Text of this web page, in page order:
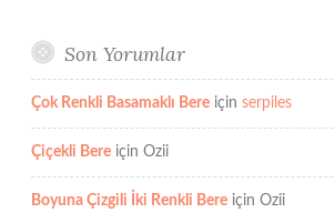
Son Yorumlar
Çok Renkli Basamaklı Bere için serpiles
Çiçekli Bere için Ozii
Boyuna Çizgili İki Renkli Bere için Ozii